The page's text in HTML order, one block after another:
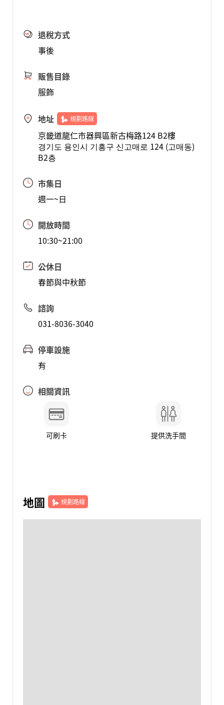
退稅方式
事後
販售目錄
服飾
地址 規劃路線
京畿道龍仁市器興區新古梅路124 B2樓
경기도 용인시 기흥구 신고매로 124 (고매동)
B2층
市集日
週一~日
開放時間
10:30~21:00
公休日
春節與中秋節
諮詢
031-8036-3040
停車設施
有
相關資訊
可刷卡 提供洗手間
地圖 規劃路線